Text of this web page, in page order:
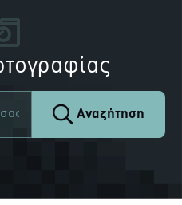
Αναζήτηση